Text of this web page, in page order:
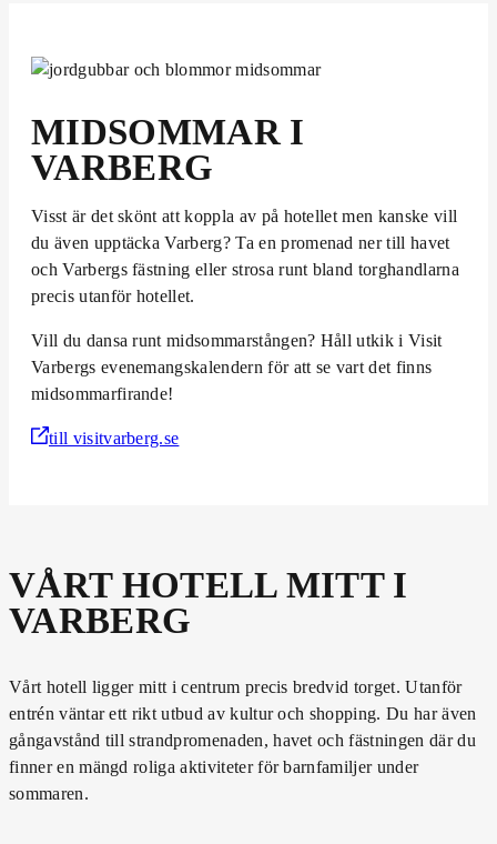
MIDSOMMAR I
VARBERG
Visst är det skönt att koppla av på hotellet men kanske vill
du även upptäcka Varberg? Ta en promenad ner till havet
och Varbergs fästning eller strosa runt bland torghandlarna
precis utanför hotellet.
Vill du dansa runt midsommarstången? Håll utkik i Visit
Varbergs evenemangskalendern för att se vart det finns
midsommarfirande!
till visitvarberg.se
VÅRT HOTELL MITT I
VARBERG
Vårt hotell ligger mitt i centrum precis bredvid torget. Utanför
entrén väntar ett rikt utbud av kultur och shopping. Du har även
gångavstånd till strandpromenaden, havet och fästningen där du
finner en mängd roliga aktiviteter för barnfamiljer under
sommaren.